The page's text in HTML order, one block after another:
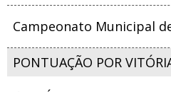
Campeonato Municipal
PONTUAÇÃO POR